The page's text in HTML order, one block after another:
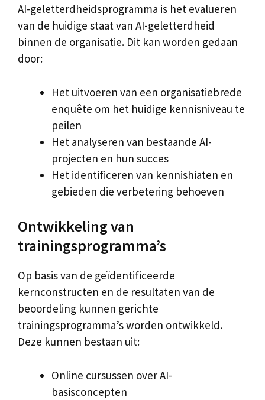
AI-geletterdheidsprogramma is het evalueren
van de huidige staat van AI-geletterdheid
binnen de organisatie. Dit kan worden gedaan
door:
Het uitvoeren van een organisatiebrede
enquête om het huidige kennisniveau te
peilen
Het analyseren van bestaande AI-
projecten en hun succes
Het identificeren van kennishiaten en
gebieden die verbetering behoeven
Ontwikkeling van
trainingsprogramma’s
Op basis van de geïdentificeerde
kernconstructen en de resultaten van de
beoordeling kunnen gerichte
trainingsprogramma’s worden ontwikkeld.
Deze kunnen bestaan uit:
Online cursussen over AI-
basisconcepten